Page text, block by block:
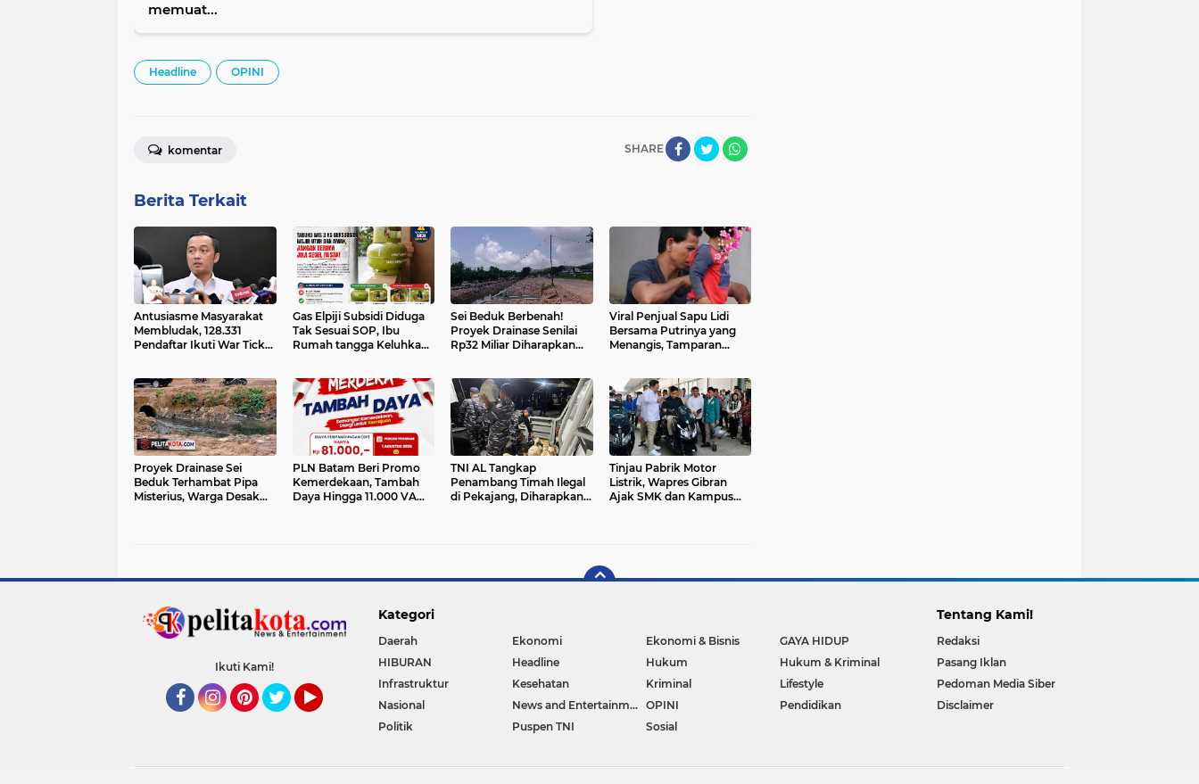
memuat...
Headline OPINI
SHARE
komentar
Berita Terkait
Antusiasme Masyarakat
Membludak, 128.331
Pendaftar Ikuti War Ticket
Gas Elpiji Subsidi Diduga
Tak Sesuai SOP, Ibu
Rumah tangga Keluhkan
Sei Beduk Berbenah!
Proyek Drainase Senilai
Rp32 Miliar Diharapkan
Viral Penjual Sapu Lidi
Bersama Putrinya yang
Menangis, Tamparan
Proyek Drainase Sei
Beduk Terhambat Pipa
Misterius, Warga Desak
PLN Batam Beri Promo
Kemerdekaan, Tambah
Daya Hingga 11.000 VA
TNI AL Tangkap
Penambang Timah Ilegal
di Pekajang, Diharapkan
Tinjau Pabrik Motor
Listrik, Wapres Gibran
Ajak SMK dan Kampus
Ikuti Kami!
Kategori
Daerah Ekonomi Ekonomi & Bisnis
GAYA HIDUP
HIBURAN
Headline Hukum
Hukum & Kriminal
Infrastruktur
Kesehatan Kriminal
Lifestyle
Nasional
News and Entertainment OPINI
Pendidikan
Politik
Puspen TNI Sosial
Tentang Kami!
Redaksi
Pasang Iklan
Pedoman Media Siber
Disclaimer